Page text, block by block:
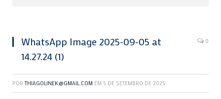
WhatsApp Image 2025-09-05 at
14.27.24 (1)
0
PORTHIAGOLINEK@GMAIL.COM EM 5 DE SETEMBRO DE 2025